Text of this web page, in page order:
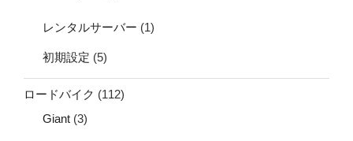
レンタルサーバー (1)
初期設定 (5)
ロードバイク (112)
Giant (3)